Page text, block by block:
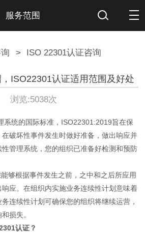
服务范围
> ISO 22301认证咨询
ISO22301认证适用范围及好处
浏览:5038次
统的国际标准，ISO22301:2019旨在保
破坏性事件发生时做好准备，做出响应并
管理系统，您的组织已准备好检测和预防
根据事件发生之前，之中和之后所应用
应。在组织内实施业务连续性计划意味着
连续性计划可确保您的组织将继续运营，
损失。
认证？